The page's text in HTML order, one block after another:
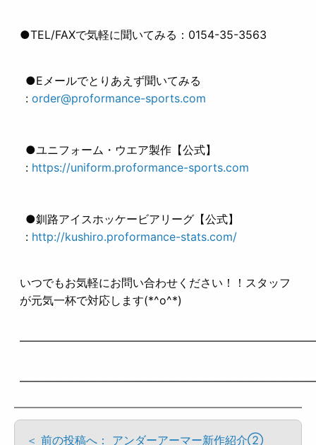
●TEL/FAXで気軽に聞いてみる：0154-35-3563
●Eメールでとりあえず聞いてみる
: order@proformance-sports.com
●ユニフォーム・ウエア製作【公式】
: https://uniform.proformance-sports.com
●釧路アイスホッケービアリーグ【公式】
: http://kushiro.proformance-stats.com/
いつでもお気軽にお問い合わせください！！スタッフ
が元気一杯で対応します(*^o^*)
＜ 前の投稿へ： アンダーアーマー新作紹介②